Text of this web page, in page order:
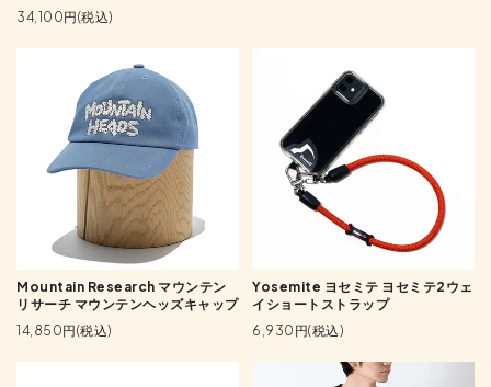
34,100円(税込)
Mountain Research マウンテン
リサーチ マウンテンヘッズキャップ
14,850円(税込)
Yosemite ヨセミテ ヨセミテ2ウェ
イショートストラップ
6,930円(税込)